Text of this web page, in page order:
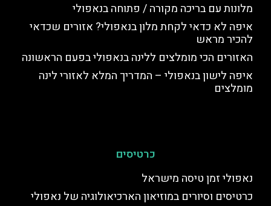
מלונות עם בריכה מקורה / פתוחה בנאפולי
איפה לא כדאי לקחת מלון בנאפולי? אזורים שכדאי
להכיר מראש
האזורים הכי מומלצים ללינה בנאפולי בפעם הראשונה
איפה לישון בנאפולי – המדריך המלא לאזורי לינה
מומלצים
כרטיסים
נאפולי זמן טיסה מישראל
כרטיסים וסיורים במוזיאון הארכיאולוגיה של נאפולי